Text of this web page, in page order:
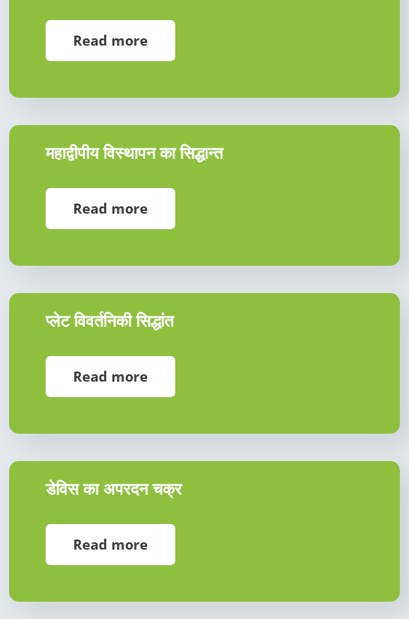
Read more
महाद्वीपीय विस्थापन का सिद्धान्त
Read more
प्लेट विवर्तनिकी सिद्धांत
Read more
डेविस का अपरदन चक्र
Read more